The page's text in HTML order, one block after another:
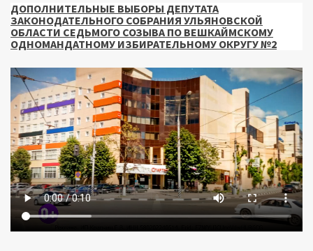
ДОПОЛНИТЕЛЬНЫЕ ВЫБОРЫ ДЕПУТАТА
ЗАКОНОДАТЕЛЬНОГО СОБРАНИЯ УЛЬЯНОВСКОЙ
ОБЛАСТИ СЕДЬМОГО СОЗЫВА ПО ВЕШКАЙМСКОМУ
ОДНОМАНДАТНОМУ ИЗБИРАТЕЛЬНОМУ ОКРУГУ №2